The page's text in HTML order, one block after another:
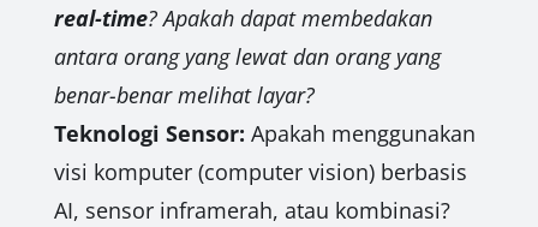
real-time? Apakah dapat membedakan
antara orang yang lewat dan orang yang
benar-benar melihat layar?
Teknologi Sensor: Apakah menggunakan
visi komputer (computer vision) berbasis
AI, sensor inframerah, atau kombinasi?